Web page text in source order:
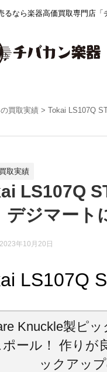
るなら楽器高価買取専門店
買取実績 Tokai LS107Q
取実績
LS107Q
デジマート
年10月20日
LS107Q
Knuckle製ピ
ポール！ 作りが
ックアッ